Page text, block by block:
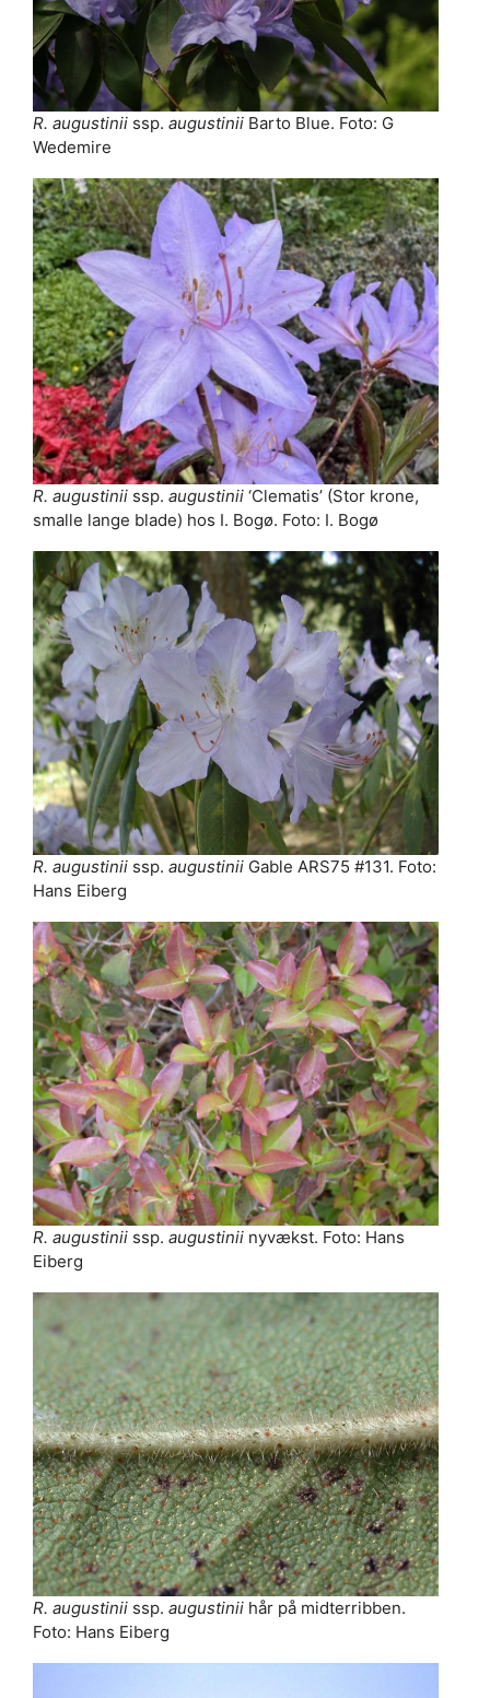
R. augustinii ssp. augustinii Barto Blue. Foto: G
Wedemire
R. augustinii ssp. augustinii ‘Clematis’ (Stor krone,
smalle lange blade) hos I. Bogø. Foto: I. Bogø
R. augustinii ssp. augustinii Gable ARS75 #131. Foto:
Hans Eiberg
R. augustinii ssp. augustinii nyvækst. Foto: Hans
Eiberg
R. augustinii ssp. augustinii hår på midterribben.
Foto: Hans Eiberg